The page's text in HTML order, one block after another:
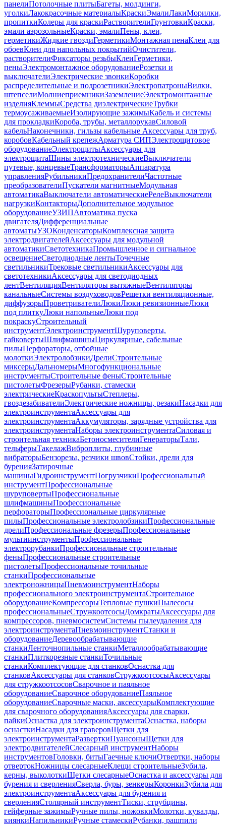
панелиПотолочные плитыБагеты, молдинги,
уголкиЛакокрасочные материалыКраскиЭмалиЛакиМорилки,
пропиткиКолеры для краскиРастворителиГрунтовкиКраски,
эмали аэрозольныеКраски, эмалиПены, клеи,
герметикиЖидкие гвоздиГерметикиМонтажная пенаКлеи для
обоевКлеи для напольных покрытийОчистители,
растворителиФиксаторы резьбыКлеиГерметики,
пеныЭлектромонтажное оборудованиеРозетки и
выключателиЭлектрические звонкиКоробки
распределительные и подрозетникиЭлектропатроныВилки,
штепселиМолниеприемникиЗаземлениеЭлектромонтажные
изделияКлеммыСредства диэлектрическиеТрубки
термоусаживаемыеИзолирующие зажимыКабель и системы
для прокладкиКороба, трубы, металлорукавСиловой
кабельНаконечники, гильзы кабельные Аксессуары для труб,
коробовКабельный крепежАрматура СИПЭлектрощитовое
оборудованиеЭлектрощитыАксессуары для
электрощитаШины электротехническиеВыключатели
путевые, концевыеТрансформаторыАппаратура
управленияРубильникиПредохранителиЧастотные
преобразователиПускатели магнитныеМодульная
автоматикаВыключатели автоматическиеРелеВыключатели
нагрузкиКонтакторыДополнительное модульное
оборудованиеУЗИПАвтоматика пуска
двигателяДифференциальные
автоматыУЗОКонденсаторыКомплексная защита
электродвигателейАксессуары для модульной
автоматикиСветотехникаПромышленное и сигнальное
освещениеСветодиодные лентыТочечные
светильникиТрековые светильникиАксессуары для
светотехникиАксессуары для светодиодных
лентВентиляцияВентиляторы вытяжныеВентиляторы
канальныеСистемы воздуховодовРешетки вентиляционные,
диффузорыПроветривателиЛюкиЛюки ревизионныеЛюки
под плиткуЛюки напольныеЛюки под
покраскуСтроительный
инструментЭлектроинструментШуруповерты,
гайковертыШлифмашиныЦиркулярные, сабельные
пилыПерфораторы, отбойные
молоткиЭлектролобзикиДрелиСтроительные
миксерыДальномерыМногофункциональные
инструментыСтроительные феныСтроительные
пистолетыФрезерыРубанки, стамески
электрическиеКраскопультыСтеплеры,
гвоздезабивателиЭлектрические ножницы, резакиНасадки для
электроинструментаАксессуары для
электроинструментаАккумуляторы, зарядные устройства для
электроинструментаНаборы электроинструментаСиловая и
строительная техникаБетоносмесителиГенераторыТали,
тельферыТакелажВиброплиты, глубинные
вибраторыБензорезы, резчики швовСтойки, дрели для
буренияЗатирочные
машиныГидроинструментПогрузчикиПрофессиональный
инструментПрофессиональные
шуруповертыПрофессиональные
шлифмашиныПрофессиональные
перфораторыПрофессиональные циркулярные
пилыПрофессиональные электролобзикиПрофессиональные
дрелиПрофессиональные фрезерыПрофессиональные
мультиинструментыПрофессиональные
электрорубанкиПрофессиональные строительные
феныПрофессиональные строительные
пистолетыПрофессиональные точильные
станкиПрофессиональные
электроножницыПневмоинструментНаборы
профессионального электроинструментаСтроительное
оборудованиеКомпрессорыТепловые пушкиПылесосы
профессиональныеСтружкоотсосыДомкратыАксессуары для
компрессоров, пневмосистемСистемы пылеудаления для
электроинструментаПневмоинструментСтанки и
оборудованиеДеревообрабатывающие
станкиЛенточнопильные станкиМеталлообрабатывающие
станкиПлиткорезные станкиТочильные
станкиКомплектующие для станковОснастка для
станковАксессуары для станковСтружкоотсосыАксессуары
для стружкоотсосовСварочное и паяльное
оборудованиеСварочное оборудованиеПаяльное
оборудованиеСварочные маски, аксессуарыКомплектующие
для сварочного оборудованияАксессуары для сварки,
пайкиОснастка для электроинструментаОснастка, наборы
оснасткиНасадки для граверовЩетки для
электроинструментаРазверткиПуансоныЩетки для
электродвигателейСлесарный инструментНаборы
инструментовГоловки, битыГаечные ключиОтвертки, наборы
отвертокНожницы слесарныеКлещи строительныеЗубила,
керны, выколоткиЩетки слесарныеОснастка и аксессуары для
бурения и сверленияСверла, буры, зенкерыКоронкиЗубила для
электроинструментаАксессуары для бурения и
сверленияСтолярный инструментТиски, струбцины,
гейферные зажимыРучные пилы, ножовкиМолотки, кувалды,
киянкиНапильникиРучные стамескиРубанки, рашпили